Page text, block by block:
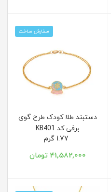
سفارش ساخت
دستبند طلا کودک طرح گوی
برفی کد KB401
41,582,000 تومان